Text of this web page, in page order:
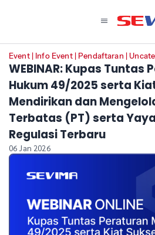
Event| Info Event| Pendaftaran |
WEBINAR: Kupas Tuntas
Hukum 49/2025 serta
Mendirikan dan
Terbatas (PT) serta
Regulasi Terbaru
06 Jan 2026